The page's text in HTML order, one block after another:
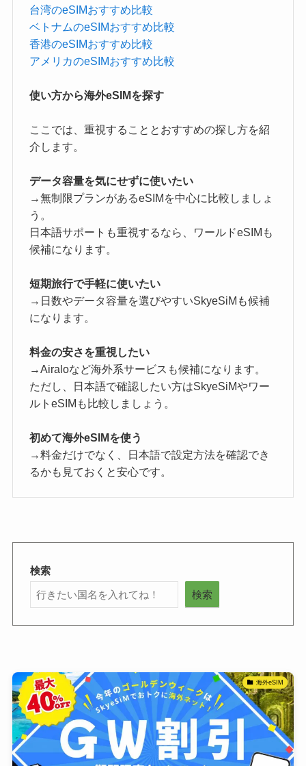
台湾のeSIMおすすめ比較
ベトナムのeSIMおすすめ比較
香港のeSIMおすすめ比較
アメリカのeSIMおすすめ比較
使い方から海外eSIMを探す
ここでは、重視することとおすすめの探し方を紹
介します。
データ容量を気にせずに使いたい
→無制限プランがあるeSIMを中心に比較しましょ
う。
日本語サポートも重視するなら、ワールドeSIMも
候補になります。
短期旅行で手軽に使いたい
→日数やデータ容量を選びやすいSkyeSiMも候補
になります。
料金の安さを重視したい
→Airaloなど海外系サービスも候補になります。
ただし、日本語で確認したい方はSkyeSiMやワー
ルトeSIMも比較しましょう。
初めて海外eSIMを使う
→料金だけでなく、日本語で設定方法を確認でき
るかも見ておくと安心です。
検索
検索
海外eSIM